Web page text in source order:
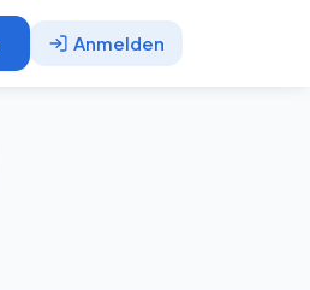
Anmelden